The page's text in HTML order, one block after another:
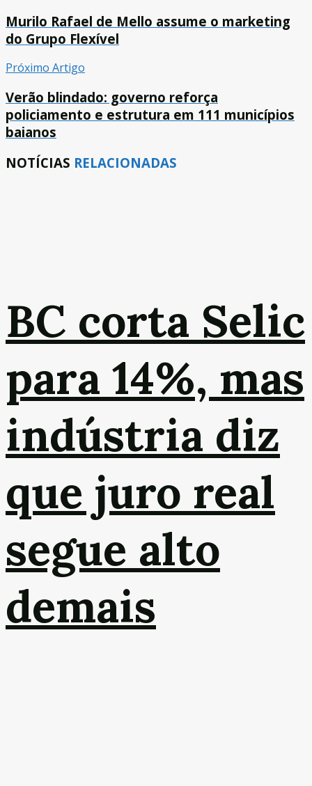
Murilo Rafael de Mello assume o marketing
do Grupo Flexível
Próximo Artigo
Verão blindado: governo reforça
policiamento e estrutura em 111 municípios
baianos
NOTÍCIAS RELACIONADAS
BC corta Selic
para 14%, mas
indústria diz
que juro real
segue alto
demais